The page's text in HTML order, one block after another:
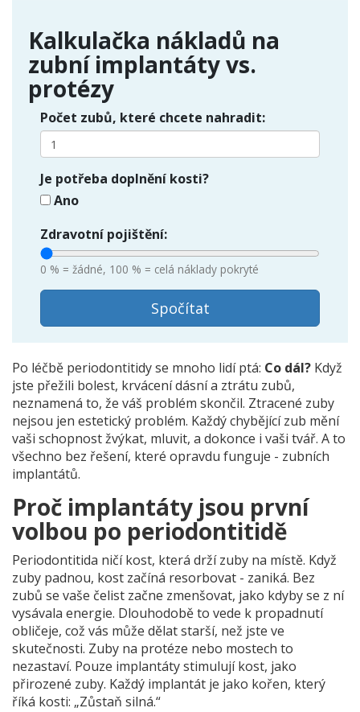
Kalkulačka nákladů na
zubní implantáty vs.
protézy
Počet zubů, které chcete nahradit:
Je potřeba doplnění kosti?
Ano
Zdravotní pojištění:
0 % = žádné, 100 % = celá náklady pokryté
Spočítat
Po léčbě periodontitidy se mnoho lidí ptá: Co dál? Když
jste přežili bolest, krvácení dásní a ztrátu zubů,
neznamená to, že váš problém skončil. Ztracené zuby
nejsou jen estetický problém. Každý chybějící zub mění
vaši schopnost žvýkat, mluvit, a dokonce i vaši tvář. A to
všechno bez řešení, které opravdu funguje - zubních
implantátů.
Proč implantáty jsou první
volbou po periodontitidě
Periodontitida ničí kost, která drží zuby na místě. Když
zuby padnou, kost začíná resorbovat - zaniká. Bez
zubů se vaše čelist začne zmenšovat, jako kdyby se z ní
vysávala energie. Dlouhodobě to vede k propadnutí
obličeje, což vás může dělat starší, než jste ve
skutečnosti. Zuby na protéze nebo mostech to
nezastaví. Pouze implantáty stimulují kost, jako
přirozené zuby. Každý implantát je jako kořen, který
říká kosti: „Zůstaň silná.“